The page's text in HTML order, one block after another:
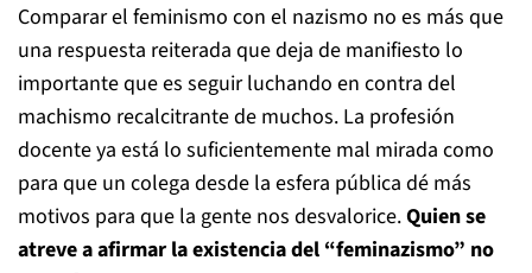
Comparar el feminismo con el nazismo no es más que
una respuesta reiterada que deja de manifiesto lo
importante que es seguir luchando en contra del
machismo recalcitrante de muchos. La profesión
docente ya está lo suficientemente mal mirada como
para que un colega desde la esfera pública dé más
motivos para que la gente nos desvalorice.Quien se
atreve a afirmar la existencia del “feminazismo” no